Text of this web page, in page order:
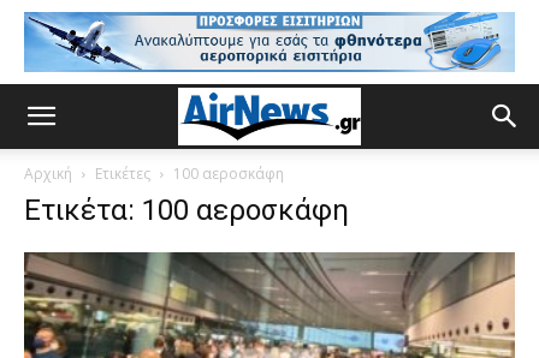
Αρχική Ετικέτες 100 αεροσκάφη
Ετικέτα: 100 αεροσκάφη